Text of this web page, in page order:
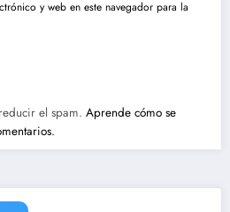
y web en este navegador para la
el spam. Aprende cómo se